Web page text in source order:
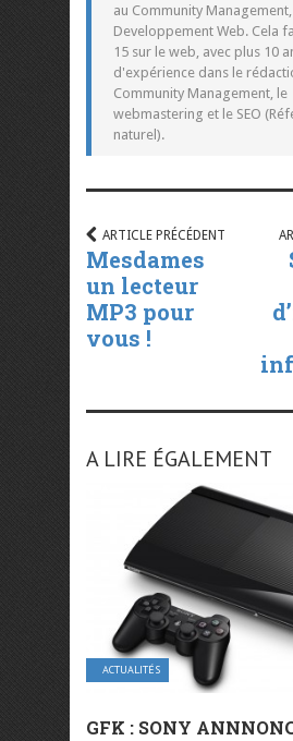
au Community Management,
Developpement Web. Cela
15 sur le web, avec plus 10
d'expérience dans le
Community Management, le
webmastering et le SEO
naturel).
ARTICLE PRÉCÉDENT
Mesdames
un lecteur
MP3 pour
vous !
A LIRE ÉGALEMENT
ACTUALITÉS
GFK : SONY